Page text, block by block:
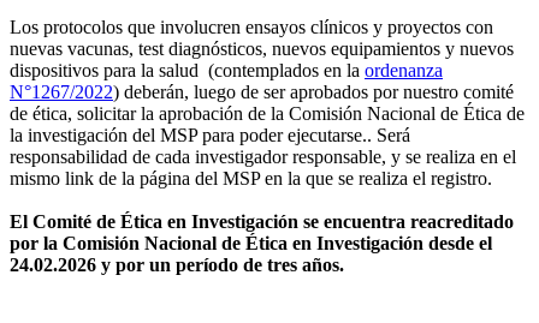
Los protocolos que involucren ensayos clínicos y proyectos con
nuevas vacunas, test diagnósticos, nuevos equipamientos y nuevos
dispositivos para la salud (contemplados en la ordenanza
N°1267/2022) deberán, luego de ser aprobados por nuestro comité
de ética, solicitar la aprobación de la Comisión Nacional de Ética de
la investigación del MSP para poder ejecutarse.. Será
responsabilidad de cada investigador responsable, y se realiza en el
mismo link de la página del MSP en la que se realiza el registro.
El Comité de Ética en Investigación se encuentra reacreditado
por la Comisión Nacional de Ética en Investigación desde el
24.02.2026 y por un período de tres años.